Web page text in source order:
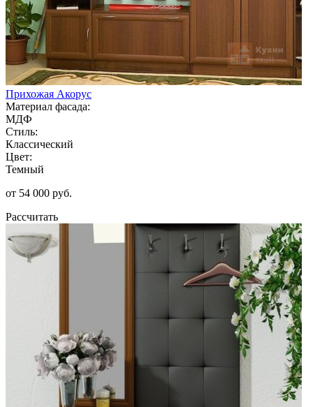
Прихожая Акорус
Материал фасада:
МДФ
Стиль:
Классический
Цвет:
Темный
от 54 000 руб.
Рассчитать